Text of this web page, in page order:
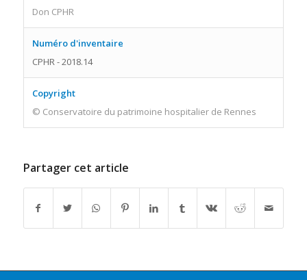
Don CPHR
Numéro d'inventaire
CPHR - 2018.14
Copyright
© Conservatoire du patrimoine hospitalier de Rennes
Partager cet article